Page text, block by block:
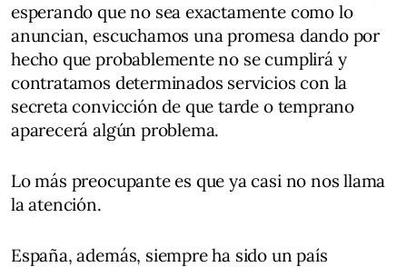
esperando que no sea exactamente como lo
anuncian, escuchamos una promesa dando por
hecho que probablemente no se cumplirá y
contratamos determinados servicios con la
secreta convicción de que tarde o temprano
aparecerá algún problema.
Lo más preocupante es que ya casi no nos llama
la atención.
España, además, siempre ha sido un país